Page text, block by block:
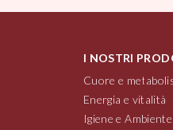
I NOSTRI
Cuore e
Energia e vitalità
Igiene e Ambiente